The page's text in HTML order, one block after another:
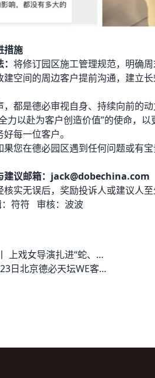
措施
将修订园区施工管理规范，明确
空间的周边客户提前沟通，建立
都是德必审视自身、持续向前的动
力以赴为客户创造价值”的使命，
每一位客户。
果您在德必园区遇到任何问题或有
建议邮箱：jack@dobechina.com
实无误后，奖励投诉人或建议人至
符符 审核：波波
德必客 丨 上戏女导演扎进“蛇、蜥蜴、蜘蛛”的世界
关于9月23日北京德必天坛WE客户投诉最终解决情况的公示